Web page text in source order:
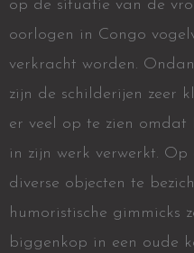
op de situatie van de
oorlogen in Congo
verkracht worden.
zijn de schilderijen zeer
er veel op te zien
in zijn werk verwerkt.
diverse objecten te
humoristische gimmicks
biggenkop in een oude